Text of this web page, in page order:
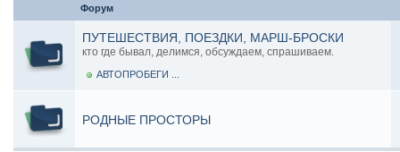
Форум
ПУТЕШЕСТВИЯ, ПОЕЗДКИ, МАРШ-БРОСКИ
кто где бывал, делимся, обсуждаем, спрашиваем.
АВТОПРОБЕГИ ...
РОДНЫЕ ПРОСТОРЫ